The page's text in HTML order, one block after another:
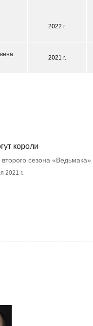
2022 г.
2021 г.
короли
второго сезона «Ведьмака»
2021 г.